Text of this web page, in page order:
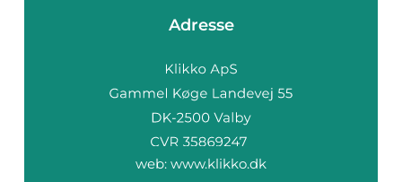
Adresse
web: www.klikko.dk